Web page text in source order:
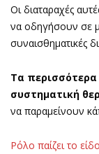
Οι διαταραχές
να οδηγήσουν σε
συναισθηματικές
Τα περισσότερα
συστηματική
να παραμείνουν
Ρόλο παίζει το